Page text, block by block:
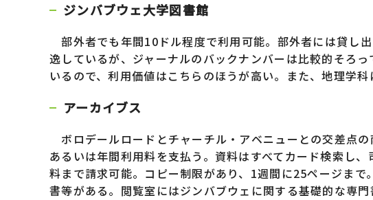
ジンバブウェ大学図書館
部外者でも年間10ドル程度で利用可能。部外者には貸し
逸しているが、ジャーナルのバックナンバーは比較的そろ
いるので、利用価値はこちらのほうが高い。また、地理学
アーカイブス
ボロデールロードとチャーチル・アベニューとの交差点
あるいは年間利用料を支払う。資料はすべてカード検索し
料まで請求可能。コピー制限があり、1週間に25ページま
書等がある。閲覧室にはジンバブウェに関する基礎的な専